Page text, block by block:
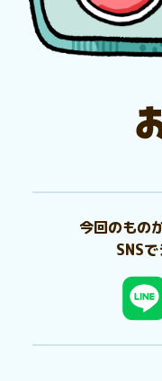
今回のもの
SNS